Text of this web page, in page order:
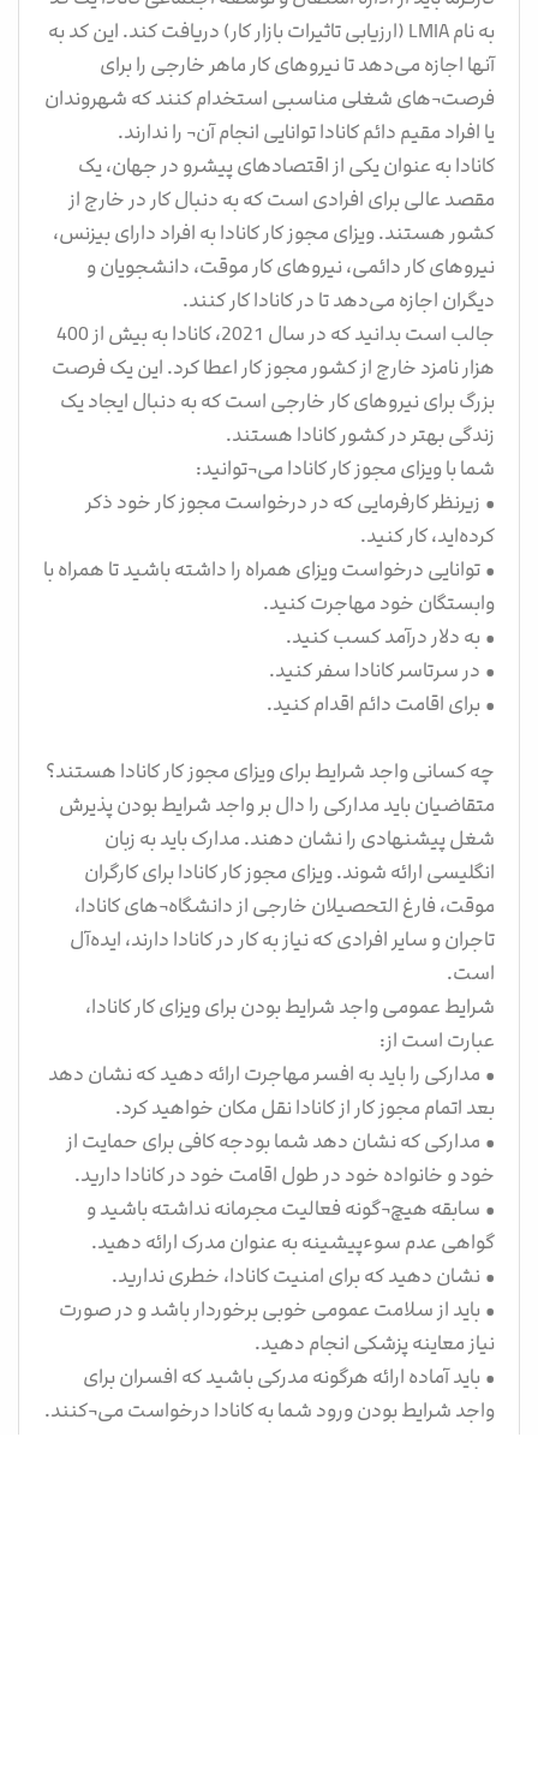
به نام LMIA (ارزیابی تاثیرات بازار کار) دریافت کند. این کد به
آنها اجازه می‌دهد تا نیروهای کار ماهر خارجی را برای
فرصت¬های شغلی مناسبی استخدام کنند که شهروندان
یا افراد مقیم دائم کانادا توانایی انجام آن¬ را ندارند.
کانادا به عنوان یکی از اقتصادهای پیشرو در جهان، یک
مقصد عالی برای افرادی است که به دنبال کار در خارج از
کشور هستند. ویزای مجوز کار کانادا به افراد دارای بیزنس،
نیروهای کار دائمی، نیروهای کار موقت، دانشجویان و
دیگران اجازه می‌دهد تا در کانادا کار کنند.
جالب است بدانید که در سال 2021، کانادا به بیش از 400
هزار نامزد خارج از کشور مجوز کار اعطا کرد. این یک فرصت
بزرگ برای نیروهای کار خارجی است که به دنبال ایجاد یک
زندگی بهتر در کشور کانادا هستند.
شما با ویزای مجوز کار کانادا می¬توانید:
• زیرنظر کارفرمایی که در درخواست مجوز کار خود ذکر
کرده‌اید، کار کنید.
• توانایی درخواست ویزای همراه را داشته باشید تا همراه با
وابستگان خود مهاجرت کنید.
• به دلار درآمد کسب کنید.
• در سرتاسر کانادا سفر کنید.
• برای اقامت دائم اقدام کنید.
چه کسانی واجد شرایط برای ویزای مجوز کار کانادا هستند؟
متقاضیان باید مدارکی را دال بر واجد شرایط بودن پذیرش
شغل پیشنهادی را نشان دهند. مدارک باید به زبان
انگلیسی ارائه شوند. ویزای مجوز کار کانادا برای کارگران
موقت، فارغ التحصیلان خارجی از دانشگاه¬های کانادا،
تاجران و سایر افرادی که نیاز به کار در کانادا دارند، ایده‌آل
است.
شرایط عمومی واجد شرایط بودن برای ویزای کار کانادا،
عبارت است از:
• مدارکی را باید به افسر مهاجرت ارائه دهید که نشان دهد
بعد اتمام مجوز کار از کانادا نقل مکان خواهید کرد.
• مدارکی که نشان دهد شما بودجه کافی برای حمایت از
خود و خانواده خود در طول اقامت خود در کانادا دارید.
• سابقه هیچ¬گونه فعالیت مجرمانه نداشته باشید و
گواهی عدم سوء‌پیشینه به عنوان مدرک ارائه دهید.
• نشان دهید که برای امنیت کانادا، خطری ندارید.
• باید از سلامت عمومی خوبی برخوردار باشد و در صورت
نیاز معاینه پزشکی انجام دهید.
• باید آماده ارائه هرگونه مدرکی باشید که افسران برای
واجد شرایط بودن ورود شما به کانادا درخواست می¬کنند.